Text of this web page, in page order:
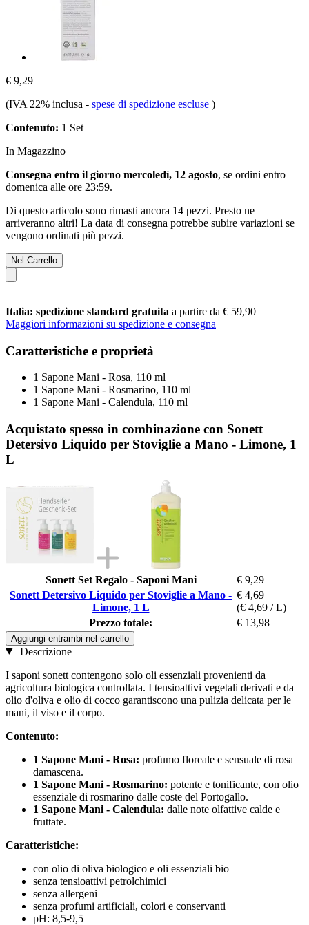
€ 9,29
(IVA 22% inclusa - spese di spedizione escluse )
Contenuto: 1 Set
In Magazzino
Consegna entro il giorno mercoledì, 12 agosto, se ordini entro
domenica alle ore 23:59.
Di questo articolo sono rimasti ancora 14 pezzi. Presto ne
arriveranno altri! La data di consegna potrebbe subire variazioni se
vengono ordinati più pezzi.
Nel Carrello
Italia: spedizione standard gratuita a partire da € 59,90
Maggiori informazioni su spedizione e consegna
Caratteristiche e proprietà
1 Sapone Mani - Rosa, 110 ml
1 Sapone Mani - Rosmarino, 110 ml
1 Sapone Mani - Calendula, 110 ml
Acquistato spesso in combinazione con Sonett
Detersivo Liquido per Stoviglie a Mano - Limone, 1
L
Sonett Set Regalo - Saponi Mani
€ 9,29
Sonett Detersivo Liquido per Stoviglie a Mano -
Limone, 1 L
€ 4,69
(€ 4,69 / L)
Prezzo totale:
€ 13,98
Aggiungi entrambi nel carrello
Descrizione
I saponi sonett contengono solo oli essenziali provenienti da
agricoltura biologica controllata. I tensioattivi vegetali derivati e da
olio d'oliva e olio di cocco garantiscono una pulizia delicata per le
mani, il viso e il corpo.
Contenuto:
1 Sapone Mani - Rosa: profumo floreale e sensuale di rosa
damascena.
1 Sapone Mani - Rosmarino: potente e tonificante, con olio
essenziale di rosmarino dalle coste del Portogallo.
1 Sapone Mani - Calendula: dalle note olfattive calde e
fruttate.
Caratteristiche:
con olio di oliva biologico e oli essenziali bio
senza tensioattivi petrolchimici
senza allergeni
senza profumi artificiali, colori e conservanti
pH: 8,5-9,5